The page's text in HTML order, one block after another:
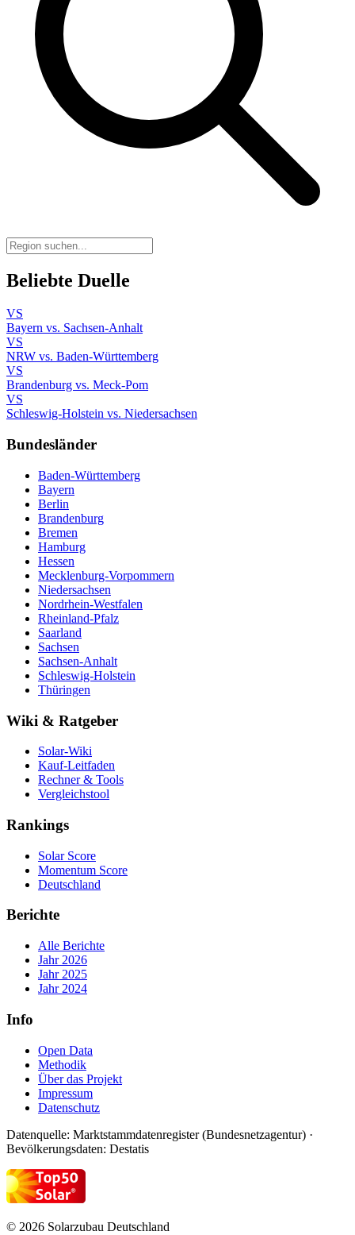
Beliebte Duelle
VS
Bayern vs. Sachsen-Anhalt
VS
NRW vs. Baden-Württemberg
VS
Brandenburg vs. Meck-Pom
VS
Schleswig-Holstein vs. Niedersachsen
Bundesländer
Baden-Württemberg
Bayern
Berlin
Brandenburg
Bremen
Hamburg
Hessen
Mecklenburg-Vorpommern
Niedersachsen
Nordrhein-Westfalen
Rheinland-Pfalz
Saarland
Sachsen
Sachsen-Anhalt
Schleswig-Holstein
Thüringen
Wiki & Ratgeber
Solar-Wiki
Kauf-Leitfaden
Rechner & Tools
Vergleichstool
Rankings
Solar Score
Momentum Score
Deutschland
Berichte
Alle Berichte
Jahr 2026
Jahr 2025
Jahr 2024
Info
Open Data
Methodik
Über das Projekt
Impressum
Datenschutz
Datenquelle: Marktstammdatenregister (Bundesnetzagentur) ·
Bevölkerungsdaten: Destatis
© 2026 Solarzubau Deutschland